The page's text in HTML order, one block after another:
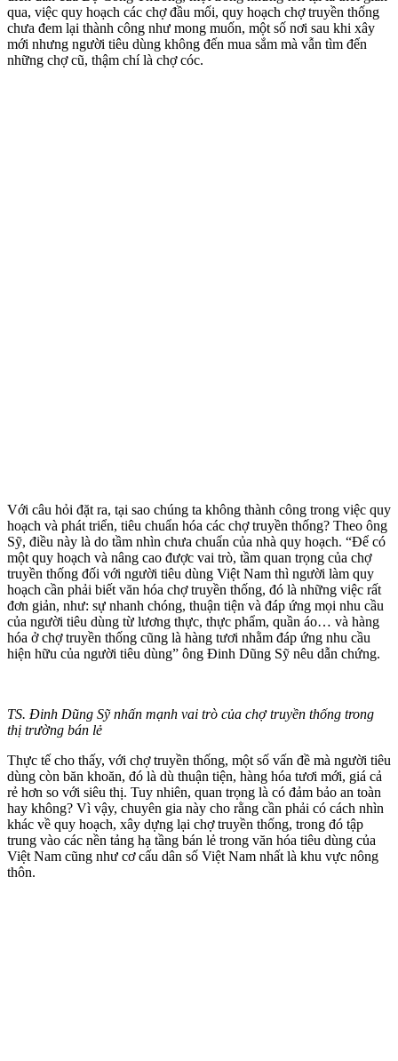
qua, việc quy hoạch các chợ đầu mối, quy hoạch chợ truyền thống
chưa đem lại thành công như mong muốn, một số nơi sau khi xây
mới nhưng người tiêu dùng không đến mua sắm mà vẫn tìm đến
những chợ cũ, thậm chí là chợ cóc.
Với câu hỏi đặt ra, tại sao chúng ta không thành công trong việc quy
hoạch và phát triển, tiêu chuẩn hóa các chợ truyền thống? Theo ông
Sỹ, điều này là do tầm nhìn chưa chuẩn của nhà quy hoạch. “Để có
một quy hoạch và nâng cao được vai trò, tầm quan trọng của chợ
truyền thống đối với người tiêu dùng Việt Nam thì người làm quy
hoạch cần phải biết văn hóa chợ truyền thống, đó là những việc rất
đơn giản, như: sự nhanh chóng, thuận tiện và đáp ứng mọi nhu cầu
của người tiêu dùng từ lương thực, thực phẩm, quần áo… và hàng
hóa ở chợ truyền thống cũng là hàng tươi nhằm đáp ứng nhu cầu
hiện hữu của người tiêu dùng” ông Đinh Dũng Sỹ nêu dẫn chứng.
TS. Đinh Dũng Sỹ nhấn mạnh vai trò của chợ truyền thống trong
thị trường bán lẻ
Thực tế cho thấy, với chợ truyền thống, một số vấn đề mà người tiêu
dùng còn băn khoăn, đó là dù thuận tiện, hàng hóa tươi mới, giá cả
rẻ hơn so với siêu thị. Tuy nhiên, quan trọng là có đảm bảo an toàn
hay không? Vì vậy, chuyên gia này cho rằng cần phải có cách nhìn
khác về quy hoạch, xây dựng lại chợ truyền thống, trong đó tập
trung vào các nền tảng hạ tầng bán lẻ trong văn hóa tiêu dùng của
Việt Nam cũng như cơ cấu dân số Việt Nam nhất là khu vực nông
thôn.